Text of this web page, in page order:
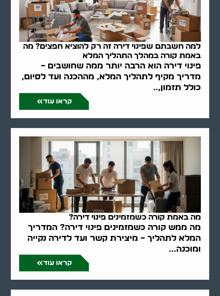
למה חשבתם שפינוי דירה זה רק להוציא חפצים? מה
באמת קורה במהלך התהליך המלא
פינוי דירה הוא הרבה יותר ממה שחושבים –
מדריך מקיף לתהליך המלא, מההכנה ועד לסיום,
כולל תזמון,..
קראו עוד
מה באמת קורה כשמזמינים פינוי דירה?
מה ממש קורה כשמזמינים פינוי דירה? המדריך
המלא לתהליך – מיצירת קשר ועד לדירה נקייה
ומוכנה...
קראו עוד